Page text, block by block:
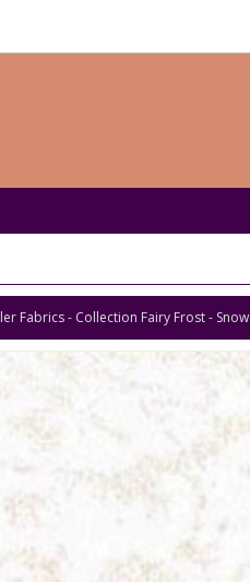
Fabrics - Collection Fairy Frost - Snow